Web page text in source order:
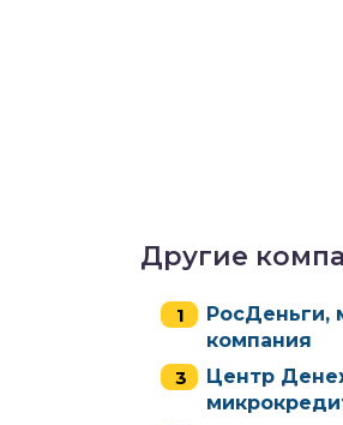
Другие
РосДеньги,
компания
Центр